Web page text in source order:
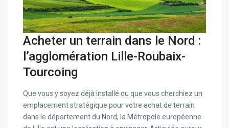
Acheter un terrain dans le Nord :
l’agglomération Lille-Roubaix-
Tourcoing
Que vous y soyez déjà installé ou que vous cherchiez un
emplacement stratégique pour votre achat de terrain
dans le département du Nord, la Métropole européenne